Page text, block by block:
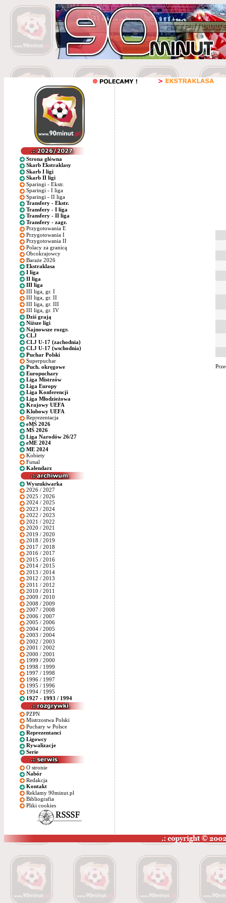
Strona główna
Skarb Ekstraklasy
Skarb I ligi
Skarb II ligi
Sparingi - Ekstr.
Sparingi - I liga
Sparingi - II liga
Transfery - Ekstr.
Transfery - I liga
Transfery - II liga
Transfery - zagr.
Przygotowania E
Przygotowania I
Przygotowania II
Polacy za granicą
Obcokrajowcy
Baraże 2026
Ekstraklasa
I liga
II liga
III liga
III liga, gr. I
III liga, gr. II
III liga, gr. III
III liga, gr. IV
Dziś grają
Niższe ligi
Najnowsze rozgr.
CLJ
CLJ U-17 (zachodnia)
CLJ U-17 (wschodnia)
Puchar Polski
Superpuchar
Puch. okręgowe
Europuchary
Liga Mistrzów
Liga Europy
Liga Konferencji
Liga Młodzieżowa
Krajowy UEFA
Klubowy UEFA
Reprezentacja
eMŚ 2026
MŚ 2026
Liga Narodów 26/27
eME 2024
ME 2024
Kobiety
Futsal
Kalendarz
Wyszukiwarka
2026 / 2027
2025 / 2026
2024 / 2025
2023 / 2024
2022 / 2023
2021 / 2022
2020 / 2021
2019 / 2020
2018 / 2019
2017 / 2018
2016 / 2017
2015 / 2016
2014 / 2015
2013 / 2014
2012 / 2013
2011 / 2012
2010 / 2011
2009 / 2010
2008 / 2009
2007 / 2008
2006 / 2007
2005 / 2006
2004 / 2005
2003 / 2004
2002 / 2003
2001 / 2002
2000 / 2001
1999 / 2000
1998 / 1999
1997 / 1998
1996 / 1997
1995 / 1996
1994 / 1995
1927 - 1993 / 1994
PZPN
Mistrzostwa Polski
Puchary w Polsce
Reprezentanci
Ligowcy
Rywalizacje
Serie
O stronie
Nabór
Redakcja
Kontakt
Reklamy 90minut.pl
Bibliografia
Pliki cookies